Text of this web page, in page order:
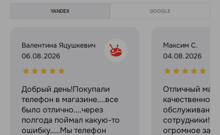
YANDEX GOOGLE
Валентина Яцушкевич
06.08.2026
Добрый день!Покупали
телефон в магазине....все
было отлично....через
полгода поймал какую-то
ошибку.....Мы телефон
Максим С.
04.08.2026
Отличный
качественное
сотрудники!
огромное за